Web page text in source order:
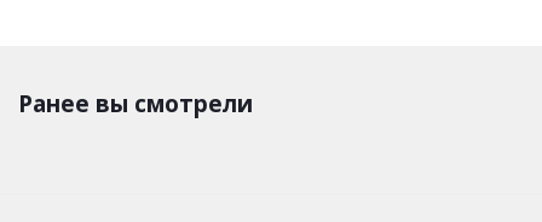
Ранее вы смотрели